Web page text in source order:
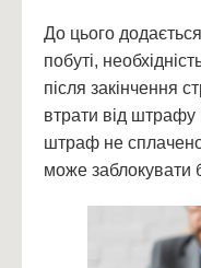
До цього
побуті,
після закінчення
втрати від штрафу
штраф не
може заблокувати